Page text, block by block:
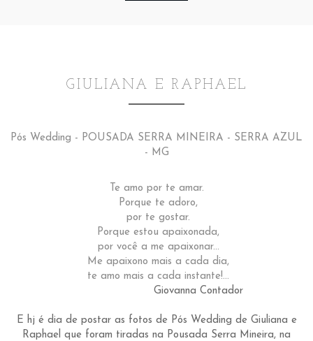
GIULIANA E RAPHAEL
Pós Wedding - POUSADA SERRA MINEIRA - SERRA AZUL
- MG
Te amo por te amar.
Porque te adoro,
por te gostar.
Porque estou apaixonada,
por você a me apaixonar...
Me apaixono mais a cada dia,
te amo mais a cada instante!...
Giovanna Contador
E hj é dia de postar as fotos de Pós Wedding de Giuliana e
Raphael que foram tiradas na Pousada Serra Mineira, na